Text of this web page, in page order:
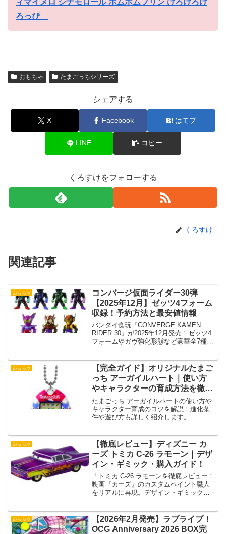
ろっぴ
おもちゃ たまごっちシリーズ
シェアする
X Facebook はてブ
LINE コピー
くろすけをフォローする
くろすけ
関連記事
おもちゃ
コンバージ仮面ライダー30弾
【2025年12月】ゼッツ4フォーム
収録！予約方法と最安値情報
バンダイ食玩『CONVERGE KAMEN
RIDER 30』が2025年12月発売！ゼッツ4
フォームやガヴ強化形態など豪華全7種を
おもちゃ
【完全ガイド】オリジナルたまご
っち アーガイルハート｜使い方
やキャラクターの育成方法を徹底
解説！
たまごっち アーガイルハートの使い方や
キャラクター育成のコツを解説！進化条
件や遊び方も詳しく紹介します。
おもちゃ
【徹底レビュー】ディズニー カ
ーズ トミカ C-26 ラモーン｜デザ
イン・ギミック・購入ガイド！
「トミカ C-26 ラモーンを徹底レビュー！
映画『カーズ』のカスタムペイント職人
をリアルに再現。デザイン・ギミック・
おもちゃ
【2026年2月発売】ラブライブ！
OCG Anniversary 2026 BOX完